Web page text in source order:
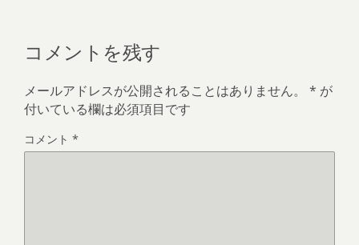
コメントを残す
メールアドレスが公開されることはありません。 * が
付いている欄は必須項目です
コメント *